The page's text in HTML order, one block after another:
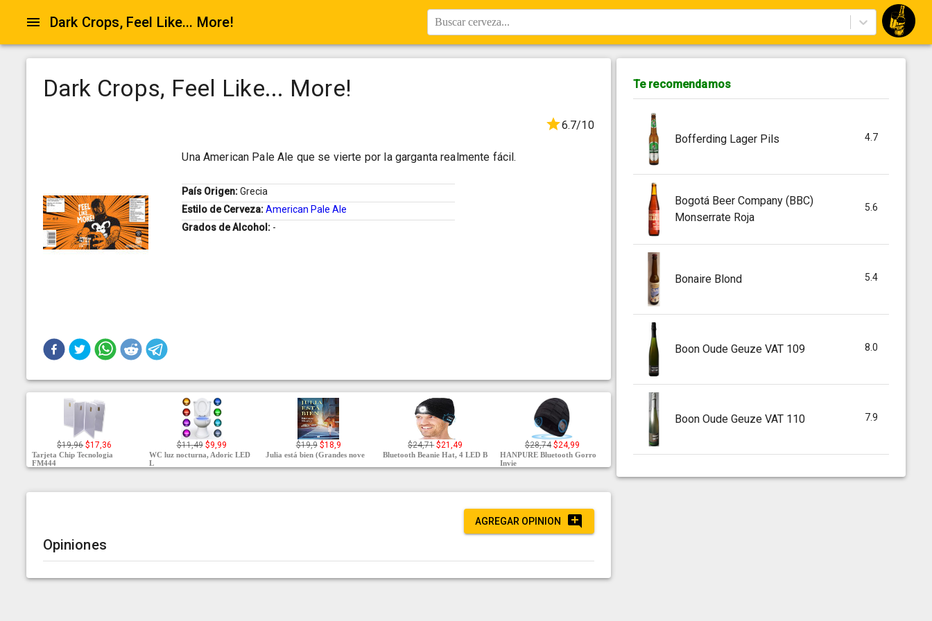
Dark Crops, Feel Like... More! Buscar cerveza...
Dark Crops, Feel Like... More!
6.7/10
Una American Pale Ale que se vierte por la garganta realmente fácil.
País Origen:Grecia
Estilo de Cerveza:American Pale Ale
Grados de Alcohol: -
$19,96 $17,36
Tarjeta Chip Tecnologia
FM444
$11,49 $9,99
WC luz nocturna, Adoric LED
L
$19,9 $18,9
Julia está bien (Grandes nove
$24,71 $21,49
Bluetooth Beanie Hat, 4 LED B
$28,74 $24,99
HANPURE Bluetooth Gorro
Invie
AGREGAR OPINION
Opiniones
Te recomendamos
Bofferding Lager Pils 4.7
Bogotá Beer Company (BBC)
Monserrate Roja
5.6
Bonaire Blond 5.4
Boon Oude Geuze VAT 109 8.0
Boon Oude Geuze VAT 110 7.9